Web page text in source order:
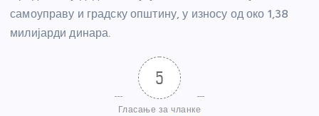
самоуправу и градску општину, у износу од око 1,38
милијарди динара.
5
Гласање за чланке